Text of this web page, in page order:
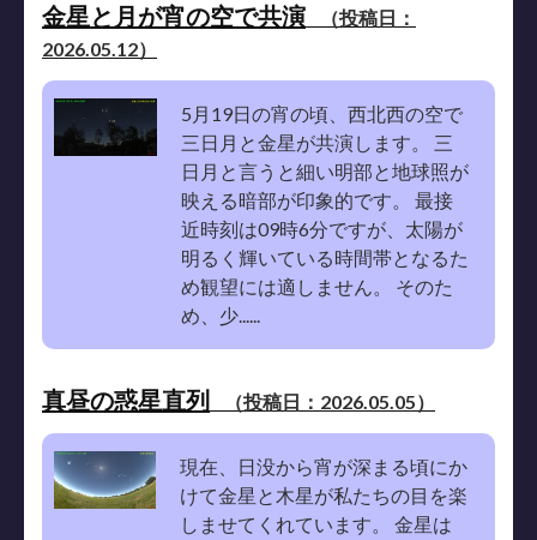
金星と月が宵の空で共演 （投稿日：
2026.05.12）
5月19日の宵の頃、西北西の空で
三日月と金星が共演します。 三
日月と言うと細い明部と地球照が
映える暗部が印象的です。 最接
近時刻は09時6分ですが、太陽が
明るく輝いている時間帯となるた
め観望には適しません。 そのた
め、少......
真昼の惑星直列 （投稿日：2026.05.05）
現在、日没から宵が深まる頃にか
けて金星と木星が私たちの目を楽
しませてくれています。 金星は